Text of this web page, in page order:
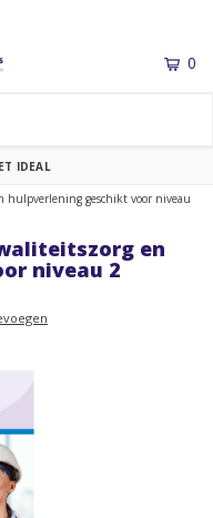
0
IDEAL
hulpverlening geschikt voor niveau
en
niveau 2